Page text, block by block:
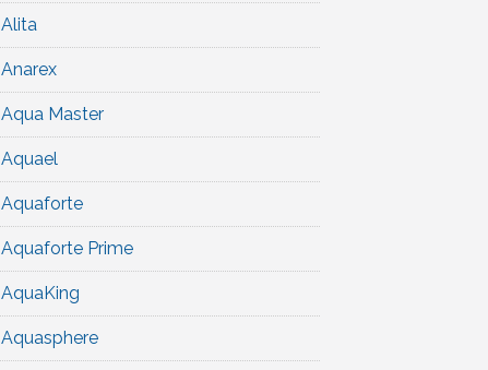
Alita
Anarex
Aqua Master
Aquael
Aquaforte
Aquaforte Prime
AquaKing
Aquasphere